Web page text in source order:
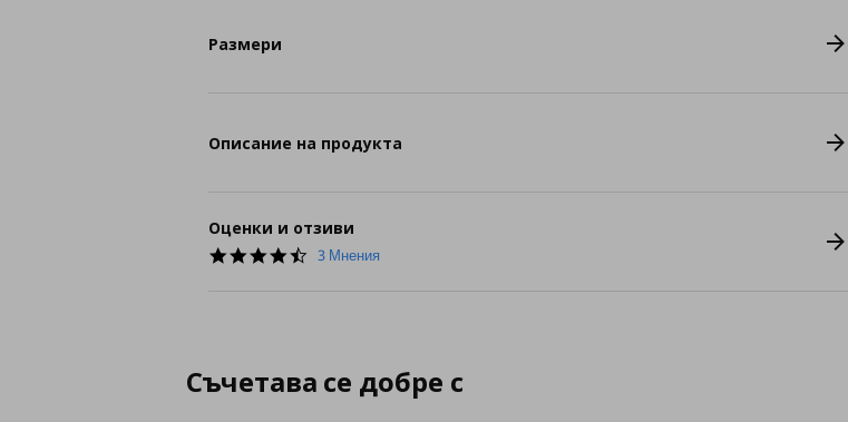
Размери
Описание на продукта
Оценки и отзиви
4.3
3 Мнения
Съчетава се добре с